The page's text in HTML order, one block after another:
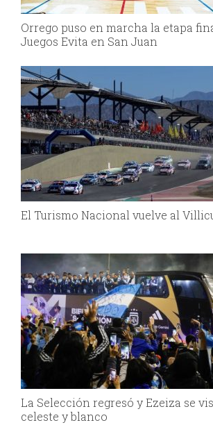
Orrego puso en marcha la etapa
Juegos Evita en San Juan
El Turismo Nacional vuelve al
La Selección regresó y Ezeiza se
celeste y blanco